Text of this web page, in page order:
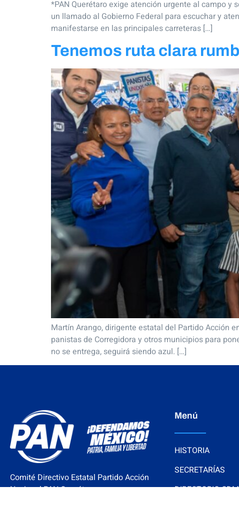
*PAN Querétaro exige atención urgente al campo y
un llamado al Gobierno Federal para escuchar y
manifestarse en las principales carreteras […]
Tenemos ruta clara
Martín Arango, dirigente estatal del Partido Acción
panistas de Corregidora y otros municipios para
no se entrega, seguirá siendo azul. […]
Comité Directivo Estatal Partido Acción
Nacional PAN Querétaro.
Menú
HISTORIA
SECRETARÍAS
DIRECTORIO